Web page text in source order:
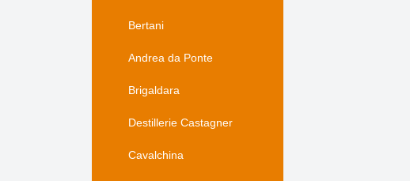
Bertani
Andrea da Ponte
Brigaldara
Destillerie Castagner
Cavalchina